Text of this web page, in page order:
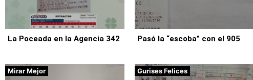
La Poceada en la Agencia 342 Pasó la “escoba” con el 905
Mirar Mejor Gurises Felices